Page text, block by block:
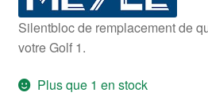
Silentbloc de remplacement de
votre Golf 1.
Plus que 1 en stock